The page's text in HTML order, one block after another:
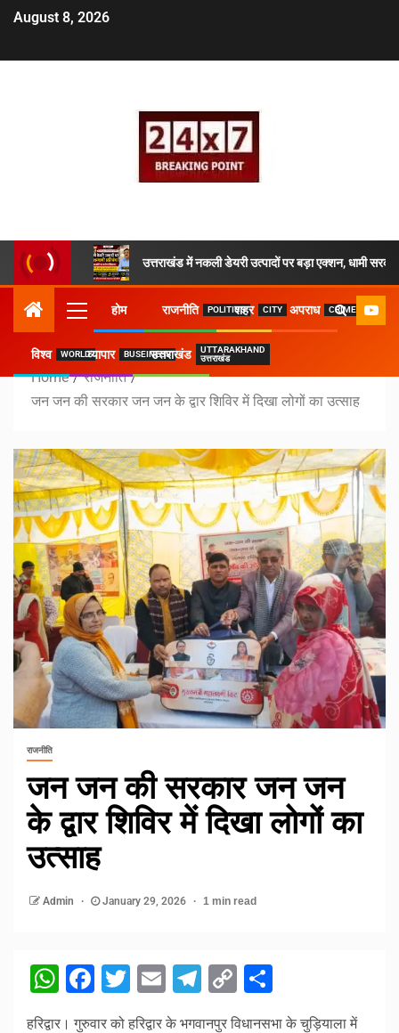
August 8, 2026
उत्तराखंड में नकली डेयरी उत्पादों पर बड़ा एक्शन, धामी
होम राजनीति POLITICSशहर CITY अपराध CRIME
विश्व WORLDव्यापार BUSEINESSउत्तराखंड
UTTARAKHAND
उत्तराखंड
Home
राजनीति
जन जन की सरकार जन जन के द्वार शिविर में दिखा लोगों का उत्साह
राजनीति
जन जन की सरकार जन जन
के द्वार शिविर में दिखा लोगों का
उत्साह
Admin January 29, 2026 1 min read
WhatsApp
Facebook
Twitter
EmailTelegram
Copy
Link
हरिद्वार। गुरुवार को हरिद्वार के भगवानपुर विधानसभा के चुड़ियाला में